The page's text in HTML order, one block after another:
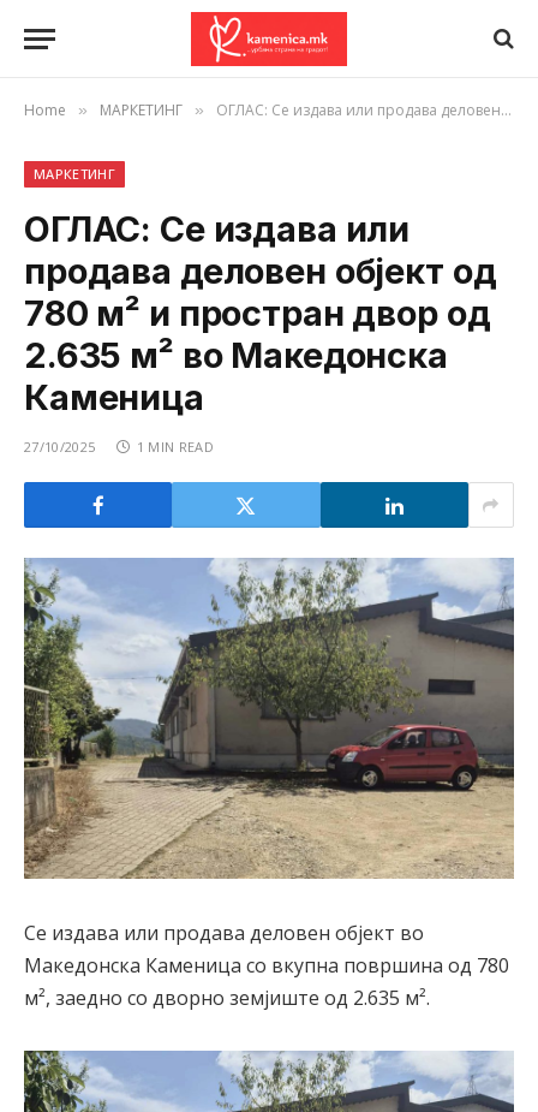
Home » МАРКЕТИНГ » ОГЛАС: Се издава или продава деловен објект од 780 м² и простран двор од 2.635 м² во Македонска Каменица
МАРКЕТИНГ
ОГЛАС: Се издава или
продава деловен објект од
780 м² и простран двор од
2.635 м² во Македонска
Каменица
27/10/2025 1 MIN READ
Се издава или продава деловен објект во
Македонска Каменица со вкупна површина од 780
м², заедно со дворно земјиште од 2.635 м².